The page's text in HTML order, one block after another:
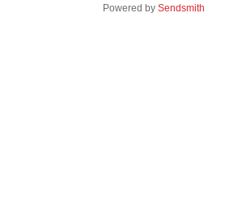
Powered by Sendsmith